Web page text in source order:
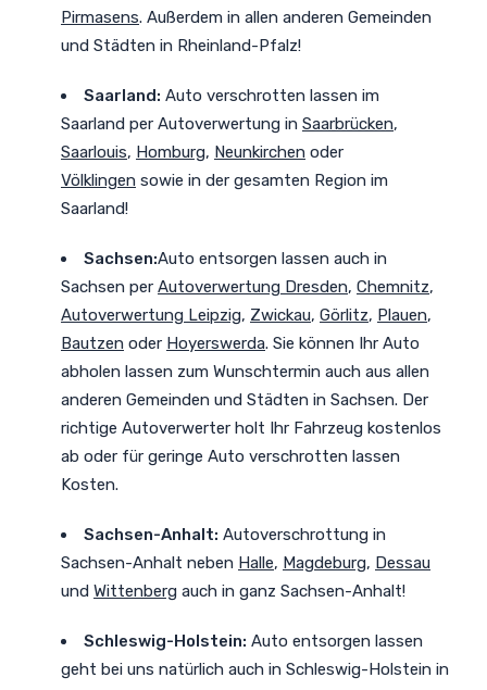
Pirmasens. Außerdem in allen anderen Gemeinden
und Städten in Rheinland-Pfalz!
Saarland: Auto verschrotten lassen im
Saarland per Autoverwertung in Saarbrücken,
Saarlouis, Homburg, Neunkirchen oder
Völklingen sowie in der gesamten Region im
Saarland!
Sachsen:Auto entsorgen lassen auch in
Sachsen per Autoverwertung Dresden, Chemnitz,
Autoverwertung Leipzig, Zwickau, Görlitz, Plauen,
Bautzen oder Hoyerswerda. Sie können Ihr Auto
abholen lassen zum Wunschtermin auch aus allen
anderen Gemeinden und Städten in Sachsen. Der
richtige Autoverwerter holt Ihr Fahrzeug kostenlos
ab oder für geringe Auto verschrotten lassen
Kosten.
Sachsen-Anhalt: Autoverschrottung in
Sachsen-Anhalt neben Halle, Magdeburg, Dessau
und Wittenberg auch in ganz Sachsen-Anhalt!
Schleswig-Holstein: Auto entsorgen lassen
geht bei uns natürlich auch in Schleswig-Holstein in